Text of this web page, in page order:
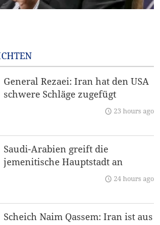
auf einen saudischen
Krieg gegen Iran nahezu ihren
Präzisionsraketen
iranisch-omanischen Gespräche
ist positiv
nahmen an Arbain-
General Rezaei: Iran hat den USA
schwere Schläge zugefügt
23 hours ago
Saudi-Arabien greift die
jemenitische Hauptstadt an
24 hours ago
Scheich Naim Qassem: Iran ist aus